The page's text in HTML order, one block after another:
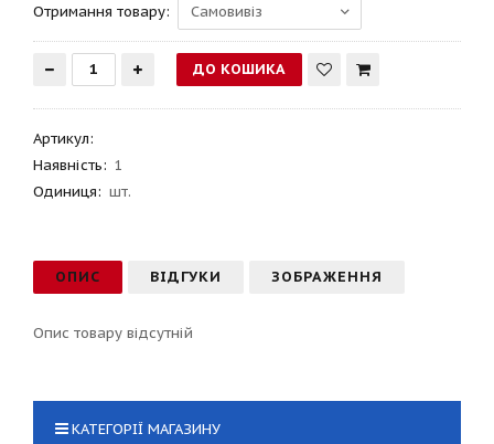
Отримання товару:
Артикул:
Наявність: 1
Одиниця: шт.
ОПИС ВІДГУКИ ЗОБРАЖЕННЯ
Опис товару відсутній
КАТЕГОРІЇ МАГАЗИНУ